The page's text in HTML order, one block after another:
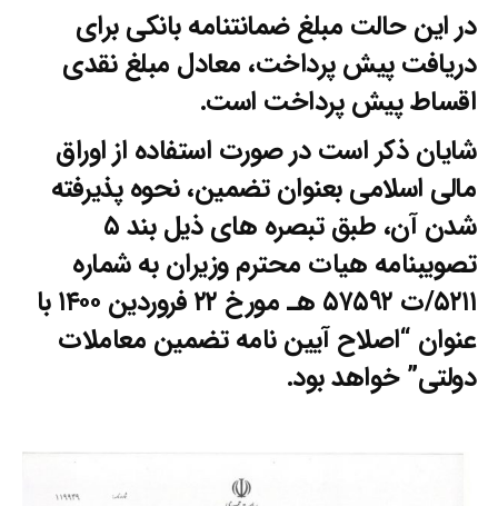
در این حالت مبلغ ضمانتنامه بانکی برای
دریافت پیش پرداخت، معادل مبلغ نقدی
اقساط پیش پرداخت است.
شایان ذکر است در صورت استفاده از اوراق
مالی اسلامی بعنوان تضمین، نحوه پذیرفته
شدن آن، طبق تبصره های ذیل بند ۵
تصویبنامه هیات محترم وزیران به شماره
۵۲۱۱/ت ۵۷۵۹۲ هـ مورخ ۲۲ فروردین ۱۴۰۰ با
عنوان “اصلاح آیین نامه تضمین معاملات
دولتی” خواهد بود.